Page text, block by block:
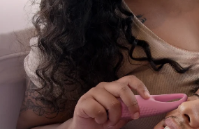
issa™ Teeth Whitening Set
Polski
Svenska
Türkçe
简体中文
發貨國家